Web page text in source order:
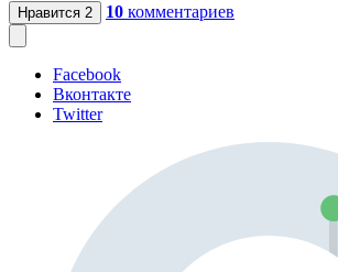
Нравится 2 10 комментариев
Facebook
Вконтакте
Twitter